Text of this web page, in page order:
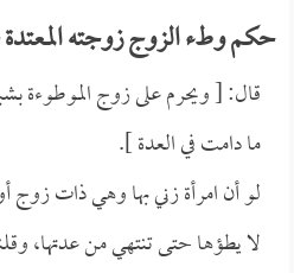
حكم وطء الزوج زوجته
قال: [ ويحرم على زوج الموطوءة
ما دامت في العدة ].
لو أن امرأة زني بها وهي ذات
لا يطؤها حتى تنتهي من عدتها،